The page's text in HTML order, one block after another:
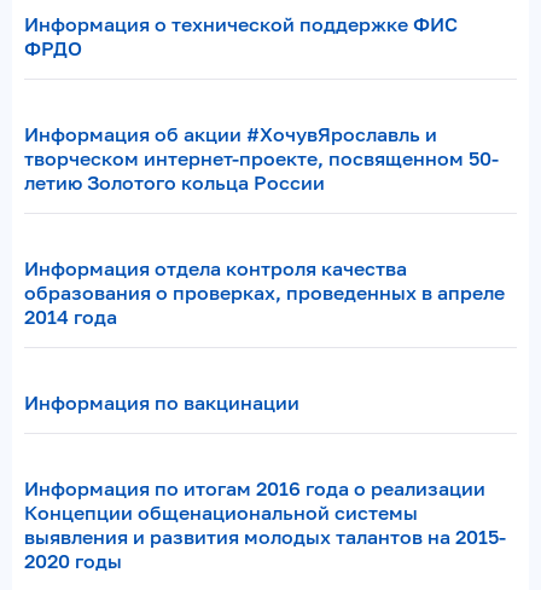
Информация о технической поддержке ФИС
ФРДО
Информация об акции #ХочувЯрославль и
творческом интернет-проекте, посвященном 50-
летию Золотого кольца России
Информация отдела контроля качества
образования о проверках, проведенных в апреле
2014 года
Информация по вакцинации
Информация по итогам 2016 года о реализации
Концепции общенациональной системы
выявления и развития молодых талантов на 2015-
2020 годы